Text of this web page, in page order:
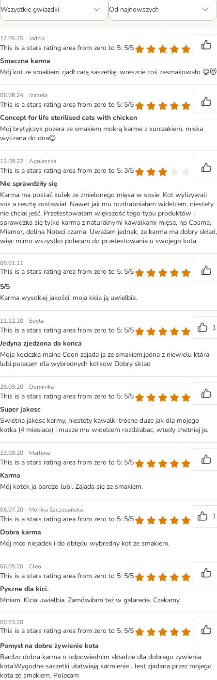
17.05.25 | Jadzia
This is a stars rating area from zero to 5: 5/5
Smaczna karma
Mój kot ze smakiem zjadł całą saszetkę, wreszcie coś zasmakowało 😃😻
06.08.24 | Izabela
This is a stars rating area from zero to 5: 5/5
Concept for life sterilised cats with chicken
Moj brytyjczyk pożera ze smakiem mokrą karme z kurczakiem, miska
wylizana do dna😋
11.09.22 | Agnieszka
This is a stars rating area from zero to 5: 3/5
Nie sprawdziły się
Karma ma postać kulek ze zmielonego mięsa w sosie. Kot wylizywali
sos a resztę zostawiał. Nawet jak mu rozdrabniałam widelcem, niestety
nie chciał jeść. Przetestowałam większość tego typu produktów i
sprawdziła się tylko karma z naturalnymi kawałkami mięsa, np Cosma,
Miamor, dolina Noteci czarna. Uważam jednak, że karma ma dobry skład,
więc mimo wszystko polecam do przetestowania u swojego kota.
09.01.21
This is a stars rating area from zero to 5: 5/5
5/5
Karma wysokiej jakości, moja kicia ją uwielbia.
11.12.20 | Edyta
This is a stars rating area from zero to 5: 5/5
1
Jedyna zjedzona do konca
Moja kociczka maine Coon zajada ja ze smakiem.jedna z niewielu która
lubi.polecam dla wybrednych kotkow Dobry sklad
26.09.20 | Dominika
This is a stars rating area from zero to 5: 5/5
Super jakosc
Swietna jakosc karmy, niestety kawalki troche duze jak dla mojego
kotka (4 miesiace) i musze mu widelcem rozdziabac, wtedy chetniej je.
19.09.20 | Marlena
This is a stars rating area from zero to 5: 5/5
Karma
Mój kotek ja bardzo lubi. Zajada się ze smakiem.
06.07.20 | Monika Szczepańska
This is a stars rating area from zero to 5: 5/5
1
Dobra karma
Mój mco niejadek i do obłędu wybredny kot ze smakiem.
06.05.20 | Cleo
This is a stars rating area from zero to 5: 5/5
Pyszne dla kici.
Mniam. Kicia uwielbia. Zamówiłam też w galarecie. Czekamy.
06.03.20
This is a stars rating area from zero to 5: 5/5
Pomysł na dobre żywienie kota
Bardzo dobra karma o odpowiednim składzie dla dobrego żywienia
kota.Wygodne saszetki ułatwiają karmienie . Jest zjadana przez mojego
kota ze smakiem. Polecam